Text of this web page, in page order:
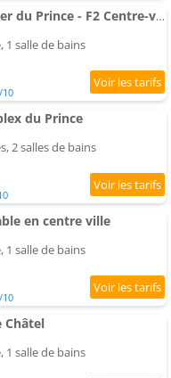
Appartement L'Atelier du Prince - F2 Centre-ville avec cour
1 salle de bains
du Prince
2 salles de bains
en centre ville
1 salle de bains
Châtel
1 salle de bains